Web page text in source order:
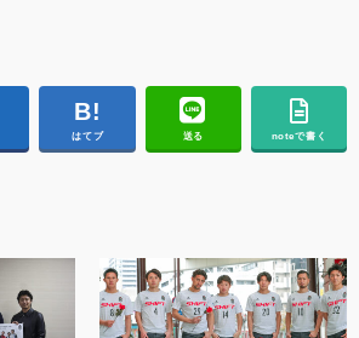
はてブ 送る noteで書く